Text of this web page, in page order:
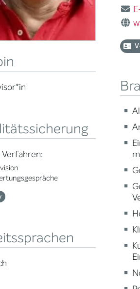
Verfahren: